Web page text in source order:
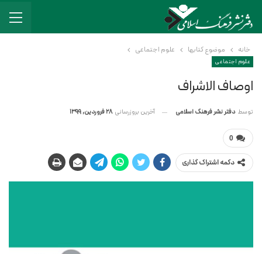
خانه موضوع کتابها علوم اجتماعی
علوم اجتماعی
اوصاف الاشراف
توسط دفتر نشر فرهنگ اسلامی آخرین بروزرسانی 28 فروردین, 1399
0
دکمه اشتراک گذاری